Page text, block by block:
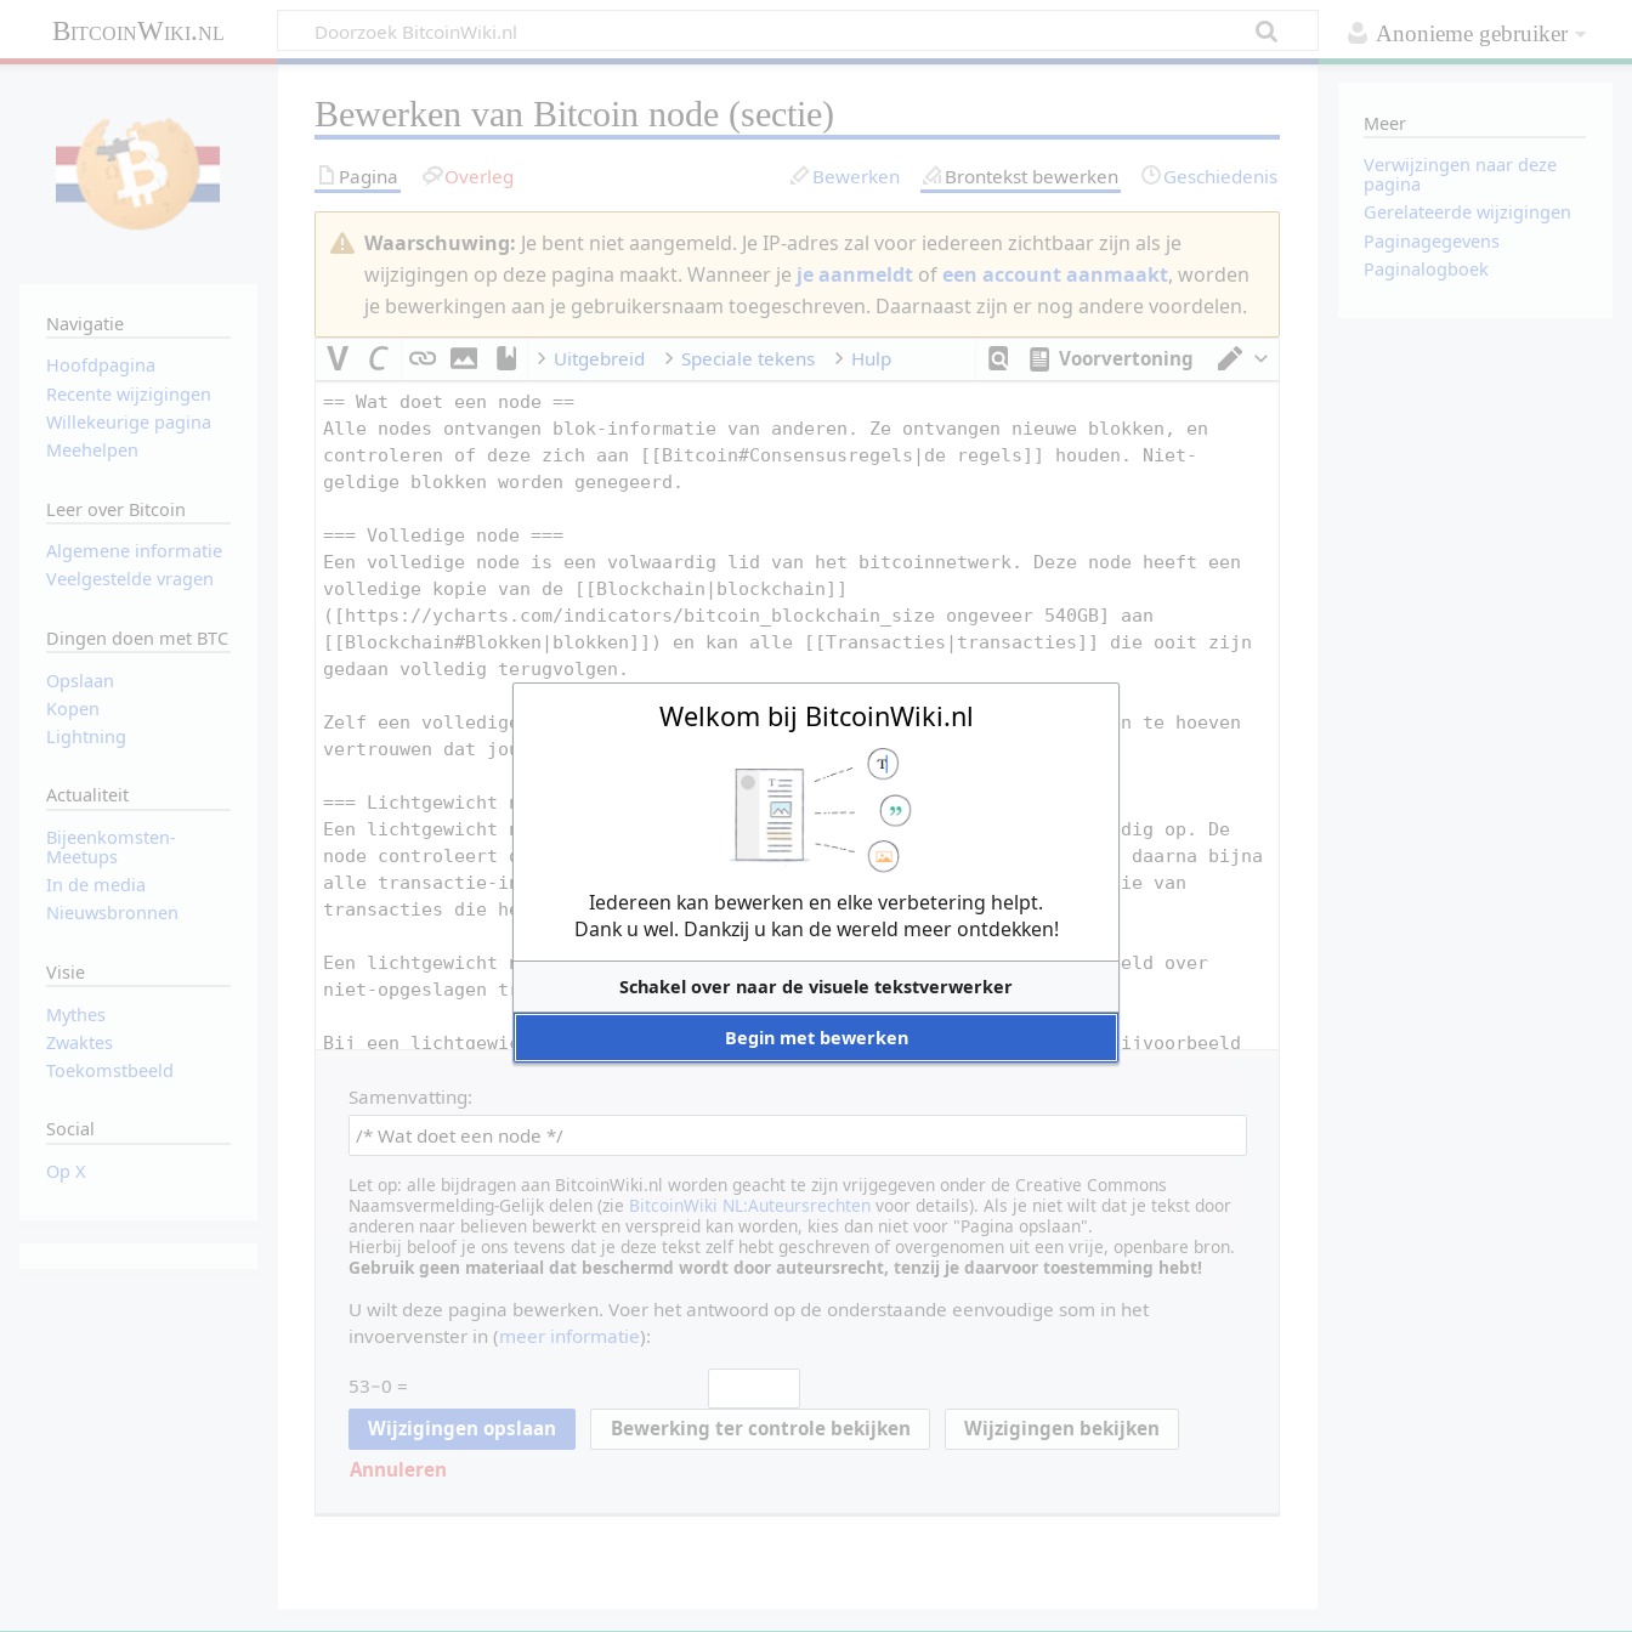
Anonieme gebruiker
BitcoinWiki.nl
Bewerken van Bitcoin node (sectie)
Pagina Overleg Bewerken Brontekst bewerken Geschiedenis
Waarschuwing: Je bent niet aangemeld. Je IP-adres zal voor iedereen zichtbaar zijn als je
wijzigingen op deze pagina maakt. Wanneer je je aanmeldt of een account aanmaakt, worden
je bewerkingen aan je gebruikersnaam toegeschreven. Daarnaast zijn er nog andere voordelen.
Voorvertoning
Van tekstverwerker omschakelen
Uitgebreid Speciale tekens Hulp
Samenvatting:
Let op: alle bijdragen aan BitcoinWiki.nl worden geacht te zijn vrijgegeven onder de Creative Commons
Naamsvermelding-Gelijk delen (zie BitcoinWiki NL:Auteursrechten voor details). Als je niet wilt dat je tekst door
anderen naar believen bewerkt en verspreid kan worden, kies dan niet voor "Pagina opslaan".
Hierbij beloof je ons tevens dat je deze tekst zelf hebt geschreven of overgenomen uit een vrije, openbare bron.
Gebruik geen materiaal dat beschermd wordt door auteursrecht, tenzij je daarvoor toestemming hebt!
U wilt deze pagina bewerken. Voer het antwoord op de onderstaande eenvoudige som in het
invoervenster in (meer informatie):
53−0 =
Annuleren
Navigatie
Hoofdpagina
Recente wijzigingen
Willekeurige pagina
Meehelpen
Leer over Bitcoin
Algemene informatie
Veelgestelde vragen
Dingen doen met BTC
Opslaan
Kopen
Lightning
Actualiteit
Bijeenkomsten-
Meetups
In de media
Nieuwsbronnen
Visie
Mythes
Zwaktes
Toekomstbeeld
Social
Op X
Meer
Verwijzingen naar deze
pagina
Gerelateerde wijzigingen
Paginagegevens
Paginalogboek
Welkom bij BitcoinWiki.nl
Iedereen kan bewerken en elke verbetering helpt.
Dank u wel. Dankzij u kan de wereld meer ontdekken!
Schakel over naar de visuele tekstverwerker
Begin met bewerken